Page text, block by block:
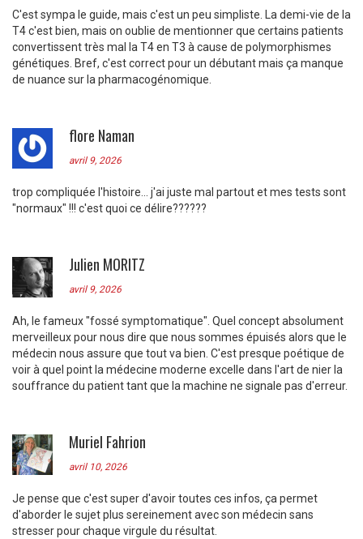
C'est sympa le guide, mais c'est un peu simpliste. La demi-vie de la
T4 c'est bien, mais on oublie de mentionner que certains patients
convertissent très mal la T4 en T3 à cause de polymorphismes
génétiques. Bref, c'est correct pour un débutant mais ça manque
de nuance sur la pharmacogénomique.
flore Naman
avril 9, 2026
trop compliquée l'histoire... j'ai juste mal partout et mes tests sont
"normaux" !!! c'est quoi ce délire??????
Julien MORITZ
avril 9, 2026
Ah, le fameux "fossé symptomatique". Quel concept absolument
merveilleux pour nous dire que nous sommes épuisés alors que le
médecin nous assure que tout va bien. C'est presque poétique de
voir à quel point la médecine moderne excelle dans l'art de nier la
souffrance du patient tant que la machine ne signale pas d'erreur.
Muriel Fahrion
avril 10, 2026
Je pense que c'est super d'avoir toutes ces infos, ça permet
d'aborder le sujet plus sereinement avec son médecin sans
stresser pour chaque virgule du résultat.